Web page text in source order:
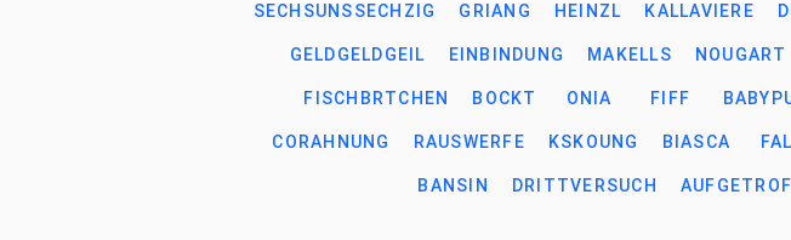
SECHSUNSSECHZIG GRIANG HEINZL KALLAVIERE
GELDGELDGEIL EINBINDUNG MAKELLS NOUGART
FISCHBRTCHEN BOCKT ONIA FIFF
CORAHNUNG RAUSWERFE KSKOUNG BIASCA
BANSIN DRITTVERSUCH